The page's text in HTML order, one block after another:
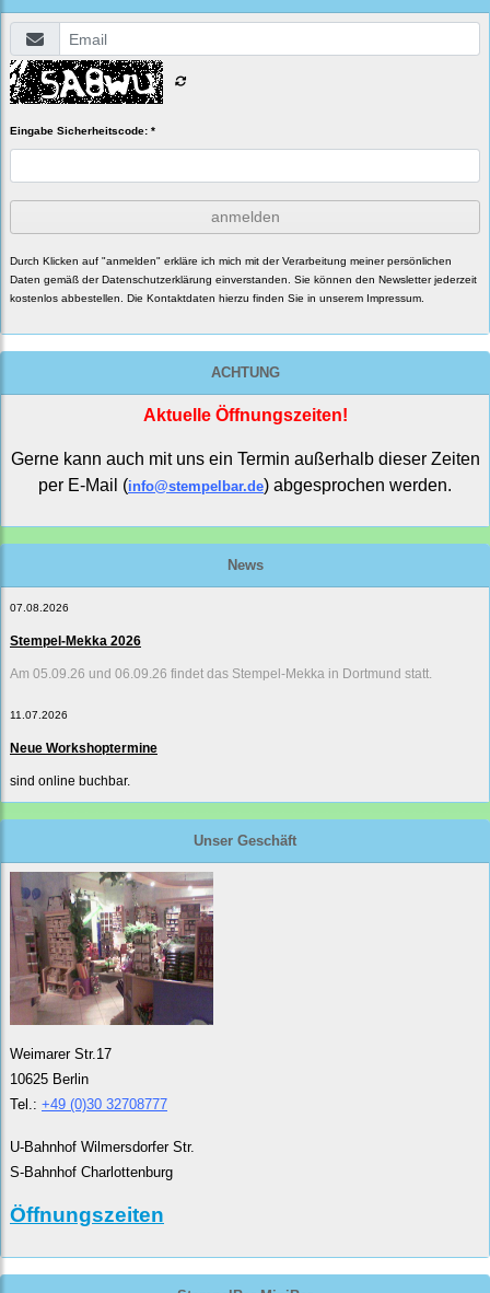
Eingabe Sicherheitscode: *
anmelden
Durch Klicken auf "anmelden" erkläre ich mich mit der Verarbeitung meiner persönlichen
Daten gemäß der Datenschutzerklärung einverstanden. Sie können den Newsletter jederzeit
kostenlos abbestellen. Die Kontaktdaten hierzu finden Sie in unserem Impressum.
ACHTUNG
Aktuelle Öffnungszeiten!
Gerne kann auch mit uns ein Termin außerhalb dieser Zeiten
per E-Mail (info@stempelbar.de) abgesprochen werden.
News
07.08.2026
Stempel-Mekka 2026
Am 05.09.26 und 06.09.26 findet das Stempel-Mekka in Dortmund statt.
11.07.2026
Neue Workshoptermine
sind online buchbar.
Unser Geschäft
Weimarer Str.17
10625 Berlin
Tel.: +49 (0)30 32708777
U-Bahnhof Wilmersdorfer Str.
S-Bahnhof Charlottenburg
Öffnungszeiten